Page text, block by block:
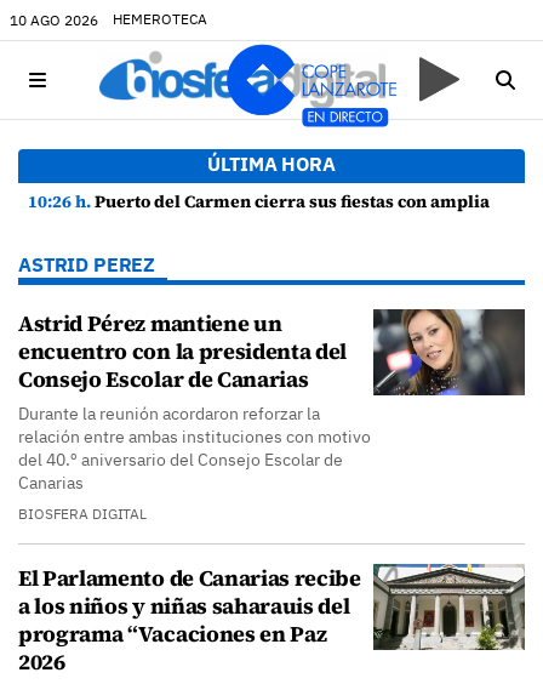
10 AGO 2026 HEMEROTECA
ÚLTIMA HORA
10:26 h.Puerto del Carmen cierra sus fiestas con amplia participación y buen ambiente
ASTRID PEREZ
Astrid Pérez mantiene un
encuentro con la presidenta del
Consejo Escolar de Canarias
Durante la reunión acordaron reforzar la
relación entre ambas instituciones con motivo
del 40.º aniversario del Consejo Escolar de
Canarias
BIOSFERA DIGITAL
El Parlamento de Canarias recibe
a los niños y niñas saharauis del
programa “Vacaciones en Paz
2026